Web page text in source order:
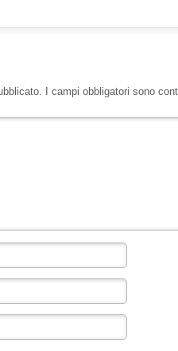
I campi obbligatori sono